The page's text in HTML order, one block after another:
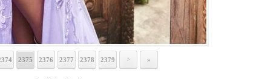
2375 2376 2377 2378 2379 > »